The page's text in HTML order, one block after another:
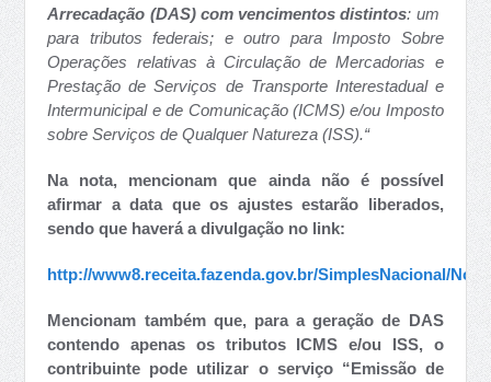
Arrecadação (DAS) com vencimentos distintos: um
para tributos federais; e outro para Imposto Sobre
Operações relativas à Circulação de Mercadorias e
Prestação de Serviços de Transporte Interestadual e
Intermunicipal e de Comunicação (ICMS) e/ou Imposto
sobre Serviços de Qualquer Natureza (ISS).“
Na nota, mencionam que ainda não é possível
afirmar a data que os ajustes estarão liberados,
sendo que haverá a divulgação no link:
http://www8.receita.fazenda.gov.br/SimplesNacional/
Mencionam também que, para a geração de DAS
contendo apenas os tributos ICMS e/ou ISS, o
contribuinte pode utilizar o serviço “Emissão de